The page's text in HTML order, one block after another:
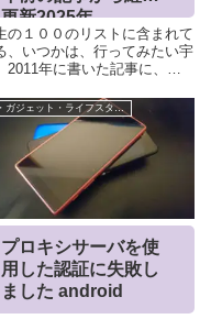
更新2025年
の１００のリストに含まれて
、いつかは、行ってみたい宇
2011年に書いた記事に、現
年 商業宇宙旅行の本格化
様化商業宇宙旅行は現在、単
宇宙へ行く」というだけでな
「どのくらいの高さまで、...
IT・ガジェット・ライフスタイル
プロキシサーバを使
用した認証に失敗し
ました android